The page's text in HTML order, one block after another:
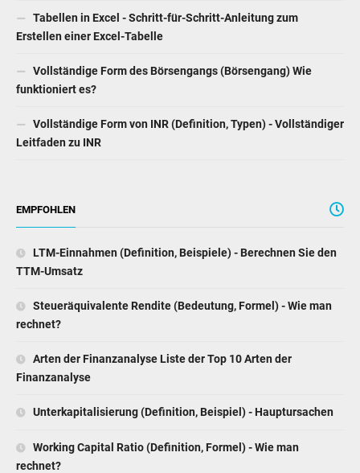
Tabellen in Excel - Schritt-für-Schritt-Anleitung zum
Erstellen einer Excel-Tabelle
Vollständige Form des Börsengangs (Börsengang) Wie
funktioniert es?
Vollständige Form von INR (Definition, Typen) - Vollständiger
Leitfaden zu INR
EMPFOHLEN
LTM-Einnahmen (Definition, Beispiele) - Berechnen Sie den
TTM-Umsatz
Steueräquivalente Rendite (Bedeutung, Formel) - Wie man
rechnet?
Arten der Finanzanalyse Liste der Top 10 Arten der
Finanzanalyse
Unterkapitalisierung (Definition, Beispiel) - Hauptursachen
Working Capital Ratio (Definition, Formel) - Wie man
rechnet?